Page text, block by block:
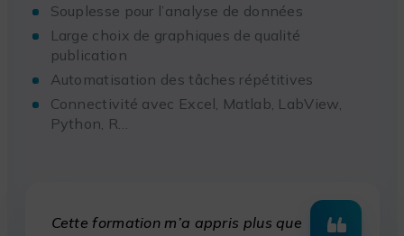
Souplesse pour l’analyse de données
Large choix de graphiques de qualité
publication
Automatisation des tâches répétitives
Connectivité avec Excel, Matlab, LabView,
Python, R…
Cette formation m’a appris plus que